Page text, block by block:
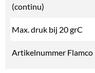
(continu)
Max. druk bij 20 grC
Artikelnummer Flamco